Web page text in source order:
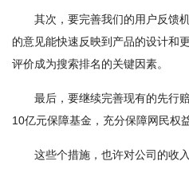
其次，要完善我们的用户反馈
的意见能快速反映到产品的设计和
评价成为搜索排名的关键因素。
最后，要继续完善现有的先行
10亿元保障基金，充分保障网民权益
这些个措施，也许对公司的收